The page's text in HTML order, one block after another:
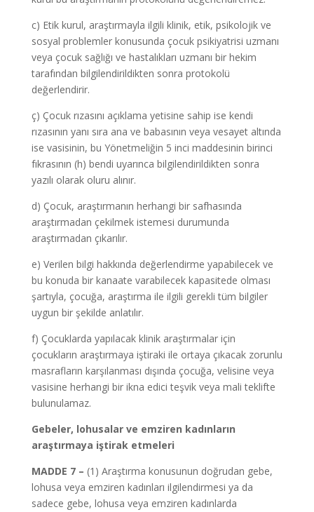
c) Etik kurul, araştırmayla ilgili klinik, etik, psikolojik ve
sosyal problemler konusunda çocuk psikiyatrisi uzmanı
veya çocuk sağlığı ve hastalıkları uzmanı bir hekim
tarafından bilgilendirildikten sonra protokolü
değerlendirir.
ç) Çocuk rızasını açıklama yetisine sahip ise kendi
rızasının yanı sıra ana ve babasının veya vesayet altında
ise vasisinin, bu Yönetmeliğin 5 inci maddesinin birinci
fıkrasının (h) bendi uyarınca bilgilendirildikten sonra
yazılı olarak oluru alınır.
d) Çocuk, araştırmanın herhangi bir safhasında
araştırmadan çekilmek istemesi durumunda
araştırmadan çıkarılır.
e) Verilen bilgi hakkında değerlendirme yapabilecek ve
bu konuda bir kanaate varabilecek kapasitede olması
şartıyla, çocuğa, araştırma ile ilgili gerekli tüm bilgiler
uygun bir şekilde anlatılır.
f) Çocuklarda yapılacak klinik araştırmalar için
çocukların araştırmaya iştiraki ile ortaya çıkacak zorunlu
masrafların karşılanması dışında çocuğa, velisine veya
vasisine herhangi bir ikna edici teşvik veya mali teklifte
bulunulamaz.
Gebeler, lohusalar ve emziren kadınların
araştırmaya iştirak etmeleri
MADDE 7 – (1) Araştırma konusunun doğrudan gebe,
lohusa veya emziren kadınları ilgilendirmesi ya da
sadece gebe, lohusa veya emziren kadınlarda